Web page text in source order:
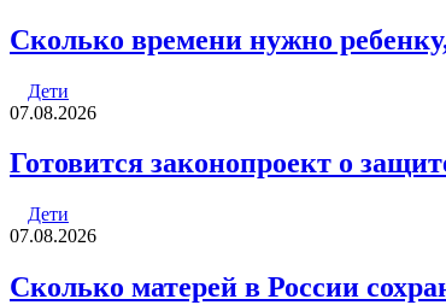
Сколько времени нужно
Дети
07.08.2026
Готовится законопроект о
Дети
07.08.2026
Сколько матерей в России